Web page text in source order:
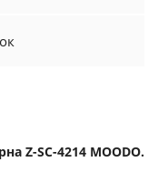
Z-SC-4214 MOODO.